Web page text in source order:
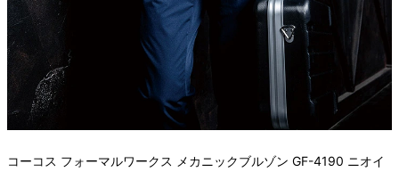
コーコス フォーマルワークス メカニックブルゾン GF-4190 ニオイ